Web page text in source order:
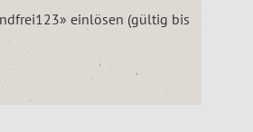
einlösen (gültig bis